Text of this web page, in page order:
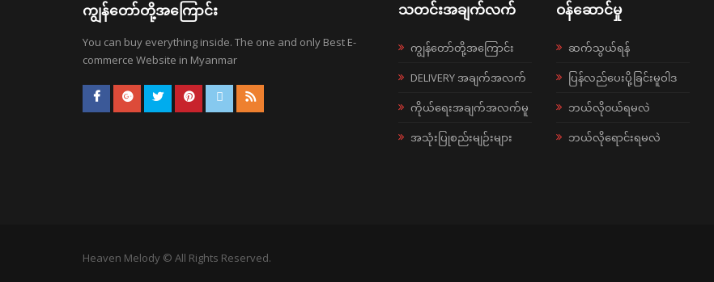
ကျွန်တော်တို့အကြောင်း
You can buy everything inside. The one and only Best E-
commerce Website in Myanmar
သတင်းအချက်လက်
ကျွန်တော်တို့အကြောင်း
DELIVERY အချက်အလက်
ကိုယ်ရေးအချက်အလက်မူ
အသုံးပြုစည်းမျဉ်းများ
ဝန်ဆောင်မှု
ဆက်သွယ်ရန်
ပြန်လည်ပေးပို့ခြင်းမူဝါဒ
ဘယ်လို၀ယ်ရမလဲ
ဘယ်လိုရောင်းရမလဲ
Heaven Melody © All Rights Reserved.